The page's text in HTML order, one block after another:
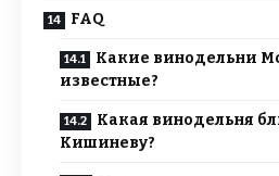
FAQ
Какие винодельни
известные?
Какая винодельня
Кишиневу?